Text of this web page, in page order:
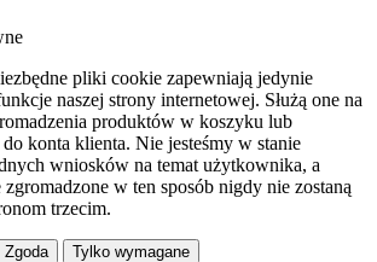
pliki cookie zapewniają jedynie
naszej strony internetowej. Służą one na
produktów w koszyku lub
konta klienta. Nie jesteśmy w stanie
wniosków na temat użytkownika, a
w ten sposób nigdy nie zostaną
trzecim.
Zgoda Tylko wymagane